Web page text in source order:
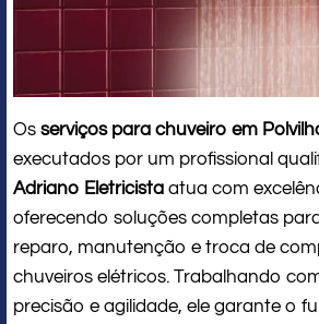
Os serviços para chuveiro em
executados por um profissional
Adriano Eletricista atua com
oferecendo soluções completas
reparo, manutenção e troca de
chuveiros elétricos. Trabalhando
precisão e agilidade, ele garante o